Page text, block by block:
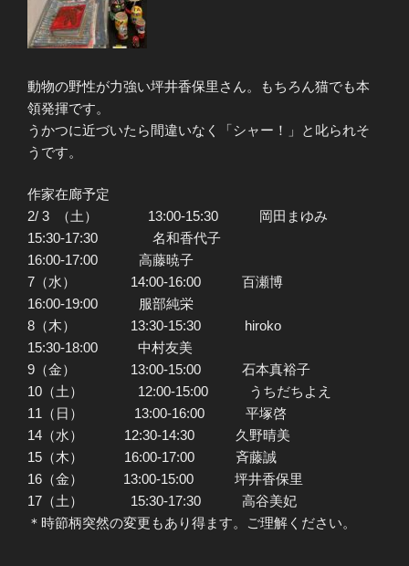
動物の野性が力強い坪井香保里さん。もちろん猫でも本
領発揮です。
うかつに近づいたら間違いなく「シャー！」と叱られそ
うです。
作家在廊予定
2/ 3 （土） 13:00-15:30 岡田まゆみ
15:30-17:30 名和香代子
16:00-17:00 高藤暁子
7（水） 14:00-16:00 百瀬博
16:00-19:00 服部純栄
8（木） 13:30-15:30 hiroko
15:30-18:00 中村友美
9（金） 13:00-15:00 石本真裕子
10（土） 12:00-15:00 うちだちよえ
11（日） 13:00-16:00 平塚啓
14（水） 12:30-14:30 久野晴美
15（木） 16:00-17:00 斉藤誠
16（金） 13:00-15:00 坪井香保里
17（土） 15:30-17:30 高谷美妃
＊時節柄突然の変更もあり得ます。ご理解ください。